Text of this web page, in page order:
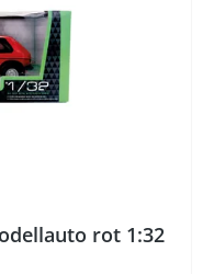
rot 1:32